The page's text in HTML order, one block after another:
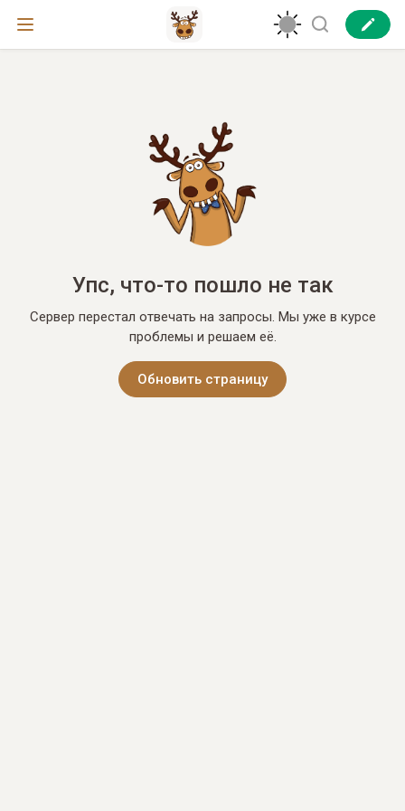
Упс, что-то пошло не так
Сервер перестал отвечать на запросы. Мы уже в курсе
проблемы и решаем её.
Обновить страницу